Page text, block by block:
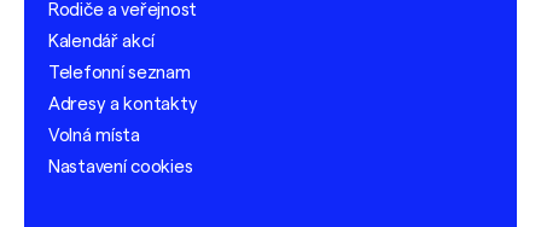
Rodiče a veřejnost
Kalendář akcí
Telefonní seznam
Adresy a kontakty
Volná místa
Nastavení cookies